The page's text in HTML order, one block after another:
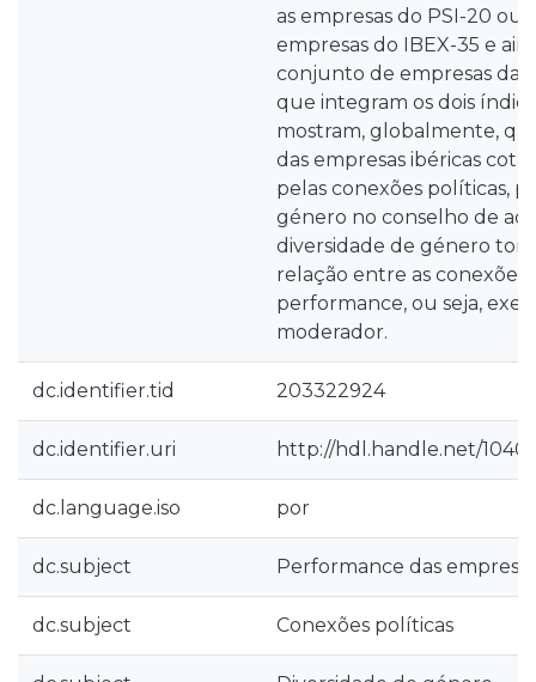
as empresas do PSI-20
empresas do IBEX-35 e
conjunto de empresas da
que integram os dois
mostram, globalmente,
das empresas ibéricas
pelas conexões políticas,
género no conselho de
diversidade de género
relação entre as conexões
performance, ou seja,
moderador.
dc.identifier.tid 203322924
dc.identifier.uri http://hdl.handle.net/
dc.language.iso por
dc.subject Performance das
dc.subject Conexões políticas